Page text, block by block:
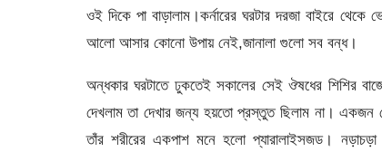
ওই দিকে পা বাড়ালাম।কর্নারের ঘরটার দরজা বাইরে
আলো আসার কোনো উপায় নেই,জানালা গুলো সব বন্ধ।
অন্ধকার ঘরটাতে ঢুকতেই সকালের সেই ঔষধের শিশির
দেখলাম তা দেখার জন্য হয়তো প্রস্তুত ছিলাম না। একজন
তাঁর শরীরের একপাশ মনে হলো প্যারালাইসজড।